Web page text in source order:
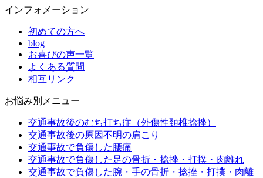
インフォメーション
初めての方へ
blog
お喜びの声一覧
よくある質問
相互リンク
お悩み別メニュー
交通事故後のむち打ち症（外傷性頚椎捻挫）
交通事故後の原因不明の肩こり
交通事故で負傷した腰痛
交通事故で負傷した足の骨折・捻挫・打撲・肉離れ
交通事故で負傷した腕・手の骨折・捻挫・打撲・肉離